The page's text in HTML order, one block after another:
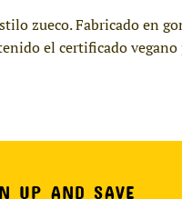
zueco. Fabricado en
el certificado
UP AND SAVE